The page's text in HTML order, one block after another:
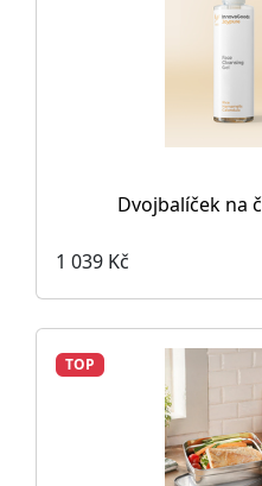
Dvojbalíček na
1 039 Kč
TOP